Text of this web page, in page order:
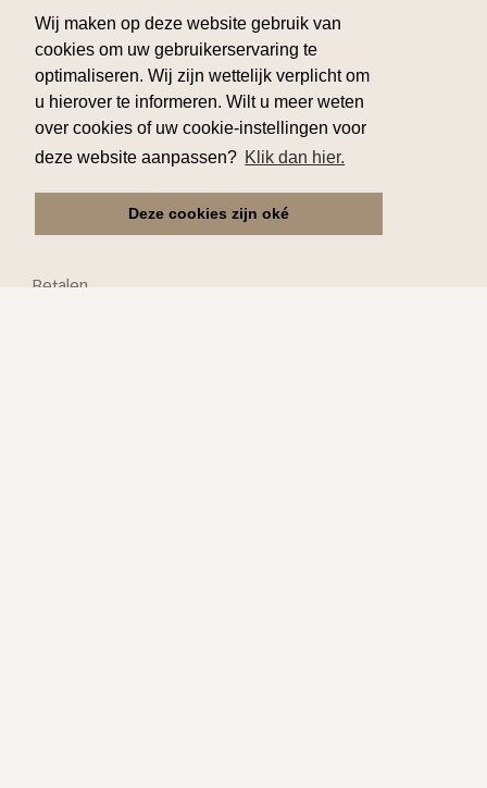
Wij maken op deze website gebruik van
cookies om uw gebruikerservaring te
optimaliseren. Wij zijn wettelijk verplicht om
u hierover te informeren. Wilt u meer weten
over cookies of uw cookie-instellingen voor
deze website aanpassen? Klik dan hier.
Deze cookies zijn oké
T 32 56 70 24 44
info@flamingo-busvakanties.be
Reserveren
Betalen